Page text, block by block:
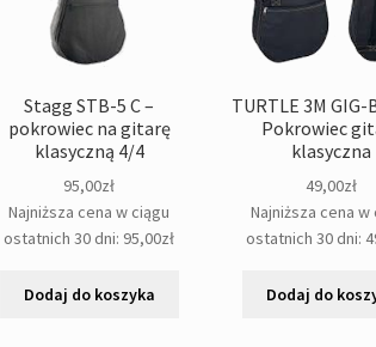
Stagg STB-5 C –
pokrowiec na gitarę
klasyczną 4/4
95,00zł
Najniższa cena w ciągu
ostatnich 30 dni: 95,00zł
Dodaj do koszyka
TURTLE 3M GIG-
Pokrowiec
klasyczna
49,00zł
Najniższa cena w
ostatnich 30 dni:
Dodaj do